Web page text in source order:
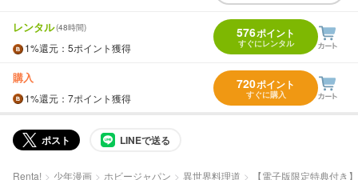
レンタル(48時間)
1%還元 ：5ポイント獲得
576ポイント
すぐにレンタル
購入
1%還元 ：7ポイント獲得
720ポイント
すぐに購入
ポスト LINEで送る
Renta! 少年漫画 ホビージャパン 異世界料理道 【電子版限定特典付き